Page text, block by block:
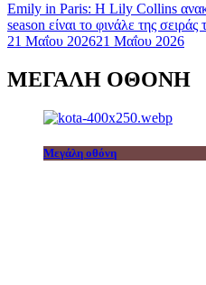
Emily in Paris: Η Lily Collins
season είναι το φινάλε της
21 Μαΐου 202621 Μαΐου 2026
ΜΕΓΑΛΗ ΟΘΟΝΗ
Μεγάλη οθόνη